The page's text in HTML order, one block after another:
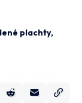
plachty